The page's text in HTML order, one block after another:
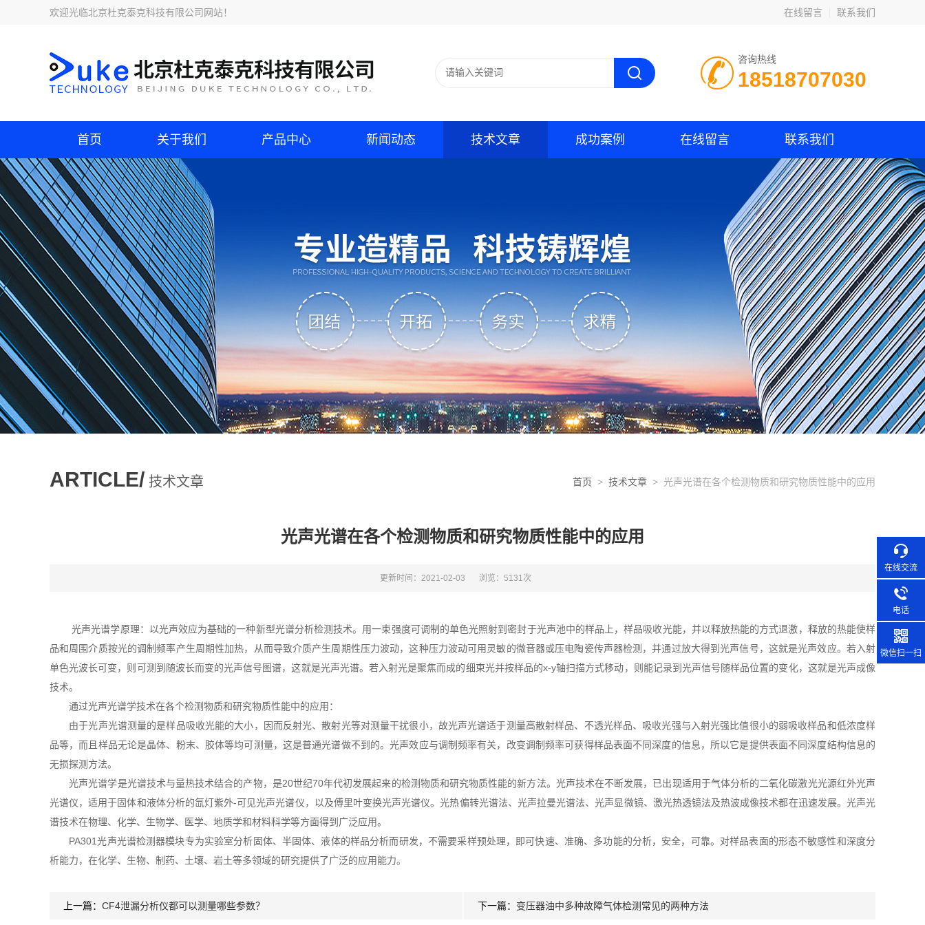
欢迎光临北京杜克泰克科技有限公司网站！ 在线留言 联系我们
咨询热线
18518707030
首页 关于我们 产品中心 新闻动态 技术文章 成功案例 在线留言 联系我们
ARTICLE/ 技术文章 首页 > 技术文章 > 光声光谱在各个检测物质和研究物质性能中的应用
光声光谱在各个检测物质和研究物质性能中的应用
更新时间：2021-02-03 浏览：5131次
光声光谱学原理：以光声效应为基础的一种新型光谱分析检测技术。用一束强度可调制的单色光照射到密封于光声池中的样品上，样品吸收光能，并以释放热能的方式退激，释放的热能使样
品和周围介质按光的调制频率产生周期性加热，从而导致介质产生周期性压力波动，这种压力波动可用灵敏的微音器或压电陶瓷传声器检测，并通过放大得到光声信号，这就是光声效应。若入射
单色光波长可变，则可测到随波长而变的光声信号图谱，这就是光声光谱。若入射光是聚焦而成的细束光并按样品的x-y轴扫描方式移动，则能记录到光声信号随样品位置的变化，这就是光声成像
技术。
通过光声光谱学技术在各个检测物质和研究物质性能中的应用：
由于光声光谱测量的是样品吸收光能的大小，因而反射光、散射光等对测量干扰很小，故光声光谱适于测量高散射样品、不透光样品、吸收光强与入射光强比值很小的弱吸收样品和低浓度样
品等，而且样品无论是晶体、粉末、胶体等均可测量，这是普通光谱做不到的。光声效应与调制频率有关，改变调制频率可获得样品表面不同深度的信息，所以它是提供表面不同深度结构信息的
无损探测方法。
光声光谱学是光谱技术与量热技术结合的产物，是20世纪70年代初发展起来的检测物质和研究物质性能的新方法。光声技术在不断发展，已出现适用于气体分析的二氧化碳激光光源红外光声
光谱仪，适用于固体和液体分析的氙灯紫外-可见光声光谱仪，以及傅里叶变换光声光谱仪。光热偏转光谱法、光声拉曼光谱法、光声显微镜、激光热透镜法及热波成像技术都在迅速发展。光声光
谱技术在物理、化学、生物学、医学、地质学和材料科学等方面得到广泛应用。
PA301光声光谱检测器模块专为实验室分析固体、半固体、液体的样品分析而研发，不需要采样预处理，即可快速、准确、多功能的分析，安全，可靠。对样品表面的形态不敏感性和深度分
析能力，在化学、生物、制药、土壤、岩土等多领域的研究提供了广泛的应用能力。
上一篇： ​CF4泄漏分析仪都可以测量哪些参数？ 下一篇： 变压器油中多种故障气体检测常见的两种方法
在线交流
电话
微信扫一扫